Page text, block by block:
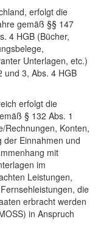
erfolgt die
gemäß §§ 147
4 HGB (Bücher,
Unterlagen, etc.)
und 3, Abs. 4 HGB
erfolgt die
§ 132 Abs. 1
Rechnungen, Konten,
der Einnahmen und
mit
im
Leistungen,
die
erbracht werden
in Anspruch